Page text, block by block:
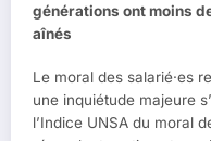
générations ont moins
aînés
Le moral des salarié·es
une inquiétude majeure
l’Indice UNSA du moral